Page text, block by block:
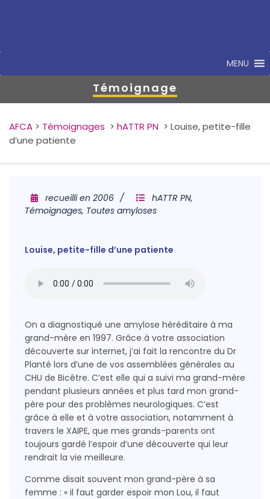
MENU
Témoignage
AFCA > Témoignages > hATTR PN > Louise, petite-fille
d’une patiente
recueilli en 2006 hATTR PN,
Témoignages, Toutes amyloses
Louise, petite-fille d’une patiente
On a diagnostiqué une amylose héréditaire à ma
grand-mère en 1997. Grâce à votre association
découverte sur internet, j’ai fait la rencontre du Dr
Planté lors d’une de vos assemblées générales au
CHU de Bicêtre. C’est elle qui a suivi ma grand-mère
pendant plusieurs années et plus tard mon grand-
père pour des problèmes neurologiques. C’est
grâce à elle et à votre association, notamment à
travers le XAIPE, que mes grands-parents ont
toujours gardé l’espoir d’une découverte qui leur
rendrait la vie meilleure.
Comme disait souvent mon grand-père à sa
femme : « il faut garder espoir mon Lou, il faut